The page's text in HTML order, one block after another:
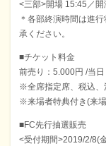
<三部>開場 15:45／開
＊各部終演時間は進
承ください。
■チケット料金
前売り：5.000円 /当
※全席指定席、税込、
※来場者特典付き(来
■FC先行抽選販売
<受付期間>2019/2/8(